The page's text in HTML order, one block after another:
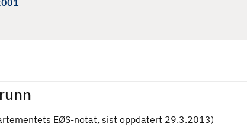
EØS-notat, sist oppdatert 29.3.2013)